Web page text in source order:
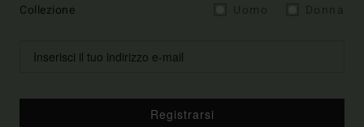
Collezione
Registrarsi